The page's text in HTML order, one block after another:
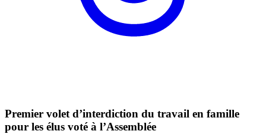
Premier volet d’interdiction du travail en famille
pour les élus voté à l’Assemblée